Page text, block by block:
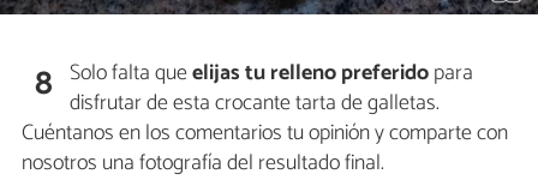
8 Solo falta queelijas tu relleno preferidopara
disfrutar de esta crocante tarta de galletas.
Cuéntanos en los comentarios tu opinión y comparte con
nosotros una fotografía del resultado final.